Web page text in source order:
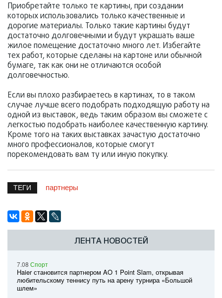
Приобретайте только те картины, при создании
которых использовались только качественные и
дорогие материалы. Только такие картины будут
достаточно долговечными и будут украшать ваше
жилое помещение достаточно много лет. Избегайте
тех работ, которые сделаны на картоне или обычной
бумаге, так как они не отличаются особой
долговечностью.
Если вы плохо разбираетесь в картинах, то в таком
случае лучше всего подобрать подходящую работу на
одной из выставок, ведь таким образом вы сможете с
легкостью подобрать наиболее качественную картину.
Кроме того на таких выставках зачастую достаточно
много профессионалов, которые смогут
порекомендовать вам ту или иную покупку.
ТЕГИ партнеры
ЛЕНТА НОВОСТЕЙ
7.08 Спорт
Haier становится партнером AO 1 Point Slam, открывая
любительскому теннису путь на арену турнира «Большой
шлем»